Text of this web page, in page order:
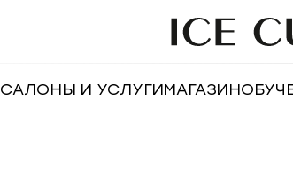
САЛОНЫ И УСЛУГИМАГАЗИН